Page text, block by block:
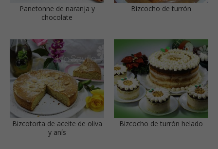
Panetonne de naranja y
chocolate
Bizcocho de turrón
Bizcotorta de aceite de oliva
y anís
Bizcocho de turrón helado